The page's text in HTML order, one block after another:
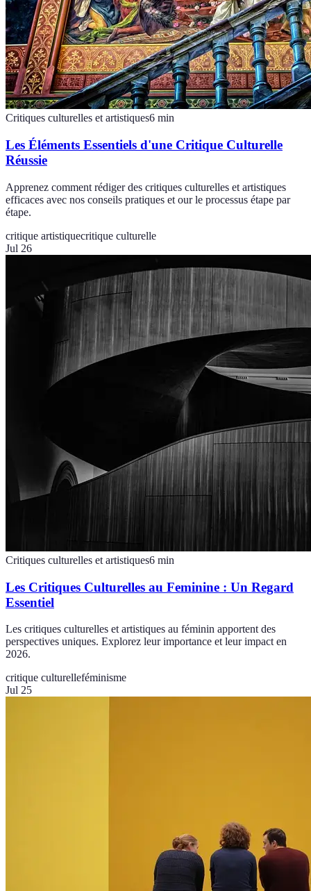
Critiques culturelles et artistiques6 min
Les Éléments Essentiels d'une Critique Culturelle
Réussie
Apprenez comment rédiger des critiques culturelles et artistiques
efficaces avec nos conseils pratiques et our le processus étape par
étape.
critique artistiquecritique culturelle
Jul 26
Critiques culturelles et artistiques6 min
Les Critiques Culturelles au Feminine : Un Regard
Essentiel
Les critiques culturelles et artistiques au féminin apportent des
perspectives uniques. Explorez leur importance et leur impact en
2026.
critique culturelleféminisme
Jul 25